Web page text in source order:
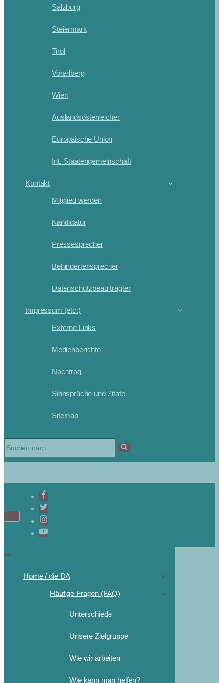
Salzburg
Steiermark
Tirol
Vorarlberg
Wien
Auslandsösterreicher
Europäische Union
Int. Staatengemeinschaft
Kontakt
Mitglied werden
Kandidatur
Pressesprecher
Behindertensprecher
Datenschutzbeauftragter
Impressum (etc.)
Externe Links
Medienberichte
Nachtrag
Sinnsprüche und Zitate
Sitemap
Home / die DA
Häufige Fragen (FAQ)
Unterschiede
Unsere Zielgruppe
Wie wir arbeiten
Wie kann man helfen?